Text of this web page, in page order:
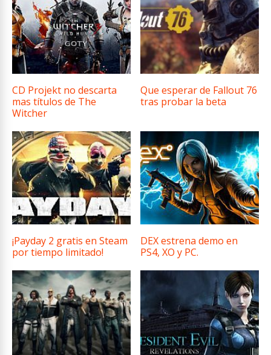
CD Projekt no descarta
mas títulos de The
Witcher
Que esperar de Fallout 76
tras probar la beta
¡Payday 2 gratis en Steam
por tiempo limitado!
DEX estrena demo en
PS4, XO y PC.